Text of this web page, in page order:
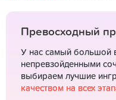
Превосходный
У нас самый большой
непревзойденными
выбираем лучшие
качеством на всех